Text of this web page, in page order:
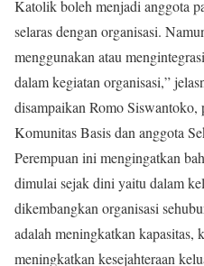
Katolik boleh menjadi anggota
selaras dengan organisasi.
menggunakan atau
dalam kegiatan organisasi,”
disampaikan Romo Siswantoko,
Komunitas Basis dan anggota
Perempuan ini mengingatkan
dimulai sejak dini yaitu dalam
dikembangkan organisasi
adalah meningkatkan kapasitas,
meningkatkan kesejahteraan